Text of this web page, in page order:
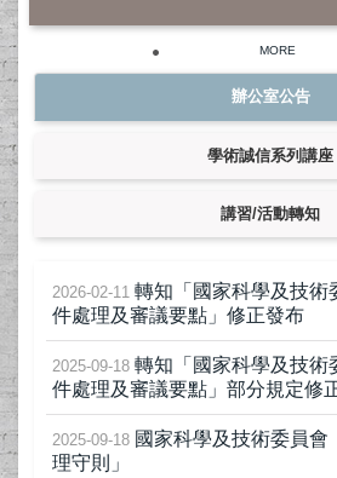
MORE
辦公室公告
學術誠信系列講座
講習/活動轉知
2026-02-11 轉知「國家科學及技術
件處理及審議要點」修正發布
2025-09-18 轉知「國家科學及技術
件處理及審議要點」部分規定修
2025-09-18 國家科學及技術委員會
理守則」